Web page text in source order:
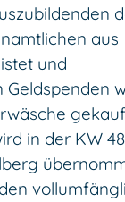
aus
und
in der KW